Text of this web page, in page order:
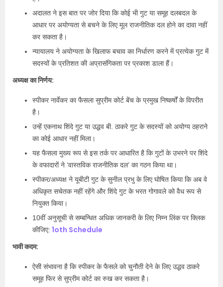
अदालत ने इस बात पर जोर दिया कि कोई भी गुट या समूह दलबदल के
आधार पर अयोग्यता से बचने के लिए मूल राजनीतिक दल होने का दावा नहीं
कर सकता है।
न्यायालय ने अयोग्यता के खिलाफ बचाव का निर्धारण करने में प्रत्येक गुट में
सदस्यों के प्रतिशत की अप्रासंगिकता पर प्रकाश डाला हैं।
अध्यक्ष का निर्णय:
स्पीकर नार्वेकर का फैसला सुप्रीम कोर्ट बेंच के प्रमुख निष्कर्षों के विपरीत
है।
उन्हें एकनाथ शिंदे गुट या उद्धव बी. ठाकरे गुट के सदस्यों को अयोग्य ठहराने
का कोई आधार नहीं मिला।
यह फैसला मुख्य रूप से इस तर्क पर आधारित है कि गुटों के उभरने पर शिंदे
के वफादारों ने ‘वास्तविक राजनीतिक दल’ का गठन किया था।
स्पीकर/अध्यक्ष ने यूबीटी गुट के सुनील प्रभु के लिए घोषित किया कि अब वे
अधिकृत सचेतक नहीं रहेंगे और शिंदे गुट के भरत गोगावले को वैध रूप से
नियुक्त किया।
10वीं अनुसूची से सम्बन्धित अधिक जानकरी के लिए निम्न लिंक पर क्लिक
कीजिए: 1oth Schedule
भावी कदम:
ऐसी संभावना है कि स्पीकर के फैसले को चुनौती देने के लिए उद्धव ठाकरे
समूह फिर से सुप्रीम कोर्ट का रुख कर सकता है।